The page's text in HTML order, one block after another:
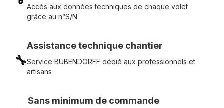
Accès aux données techniques de chaque volet
grâce au n°S/N
🔧
Assistance technique chantier
Service BUBENDORFF dédié aux professionnels et
artisans
Sans minimum de commande